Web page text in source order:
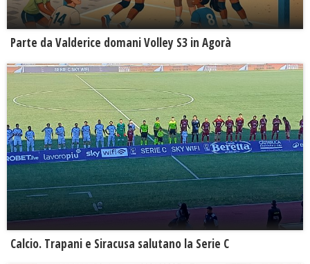
Parte da Valderice domani Volley S3 in Agorà
Calcio. Trapani e Siracusa salutano la Serie C